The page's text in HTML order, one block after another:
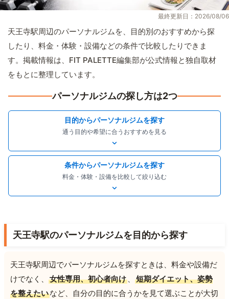
最終更新日：2026/08/06
天王寺駅周辺のパーソナルジムを、目的別のおすすめから探
したり、料金・体験・設備などの条件で比較したりできま
す。掲載情報は、FIT PALETTE編集部が公式情報と独自取材
をもとに整理しています。
パーソナルジムの探し方は2つ
目的からパーソナルジムを探す
通う目的や希望に合うおすすめを見る
条件からパーソナルジムを探す
料金・体験・設備を比較して絞り込む
天王寺駅のパーソナルジムを目的から探す
天王寺駅周辺でパーソナルジムを探すときは、料金や設備だ
けでなく、
女性専用、初心者向け 、
短期ダイエット、姿勢
を整えたいなど、自分の目的に合うかを見て選ぶことが大切